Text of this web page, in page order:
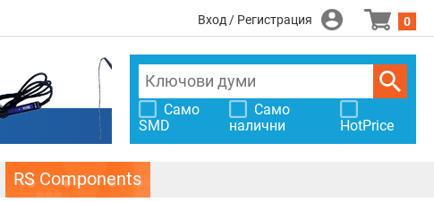
Вход / Регистрация 0
Само
SMD
Само
налични
HotPrice
RS Components